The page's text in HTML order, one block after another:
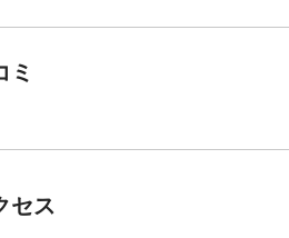
ミ
セス